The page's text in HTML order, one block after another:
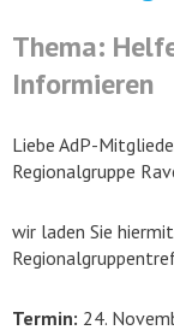
Thema:
Informieren
Liebe AdP-
Regionalgruppe
wir laden Sie
Termin: 24.